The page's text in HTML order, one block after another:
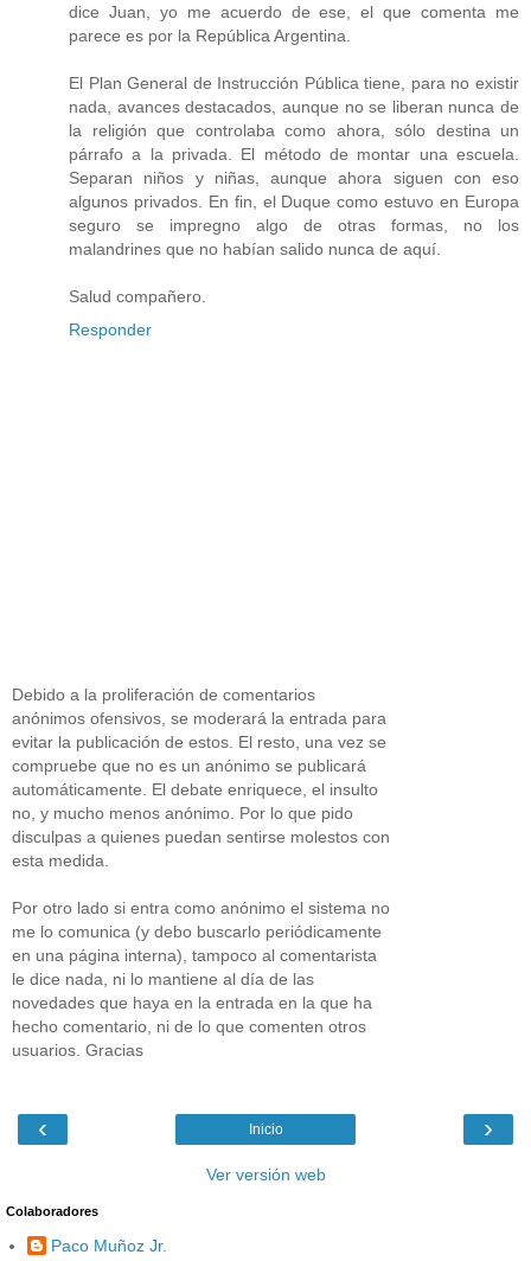
dice Juan, yo me acuerdo de ese, el que comenta me
parece es por la República Argentina.
El Plan General de Instrucción Pública tiene, para no existir
nada, avances destacados, aunque no se liberan nunca de
la religión que controlaba como ahora, sólo destina un
párrafo a la privada. El método de montar una escuela.
Separan niños y niñas, aunque ahora siguen con eso
algunos privados. En fin, el Duque como estuvo en Europa
seguro se impregno algo de otras formas, no los
malandrines que no habían salido nunca de aquí.
Salud compañero.
Responder
Debido a la proliferación de comentarios
anónimos ofensivos, se moderará la entrada para
evitar la publicación de estos. El resto, una vez se
compruebe que no es un anónimo se publicará
automáticamente. El debate enriquece, el insulto
no, y mucho menos anónimo. Por lo que pido
disculpas a quienes puedan sentirse molestos con
esta medida.
Por otro lado si entra como anónimo el sistema no
me lo comunica (y debo buscarlo periódicamente
en una página interna), tampoco al comentarista
le dice nada, ni lo mantiene al día de las
novedades que haya en la entrada en la que ha
hecho comentario, ni de lo que comenten otros
usuarios. Gracias
‹ ›
Inicio
Ver versión web
Colaboradores
Paco Muñoz Jr.